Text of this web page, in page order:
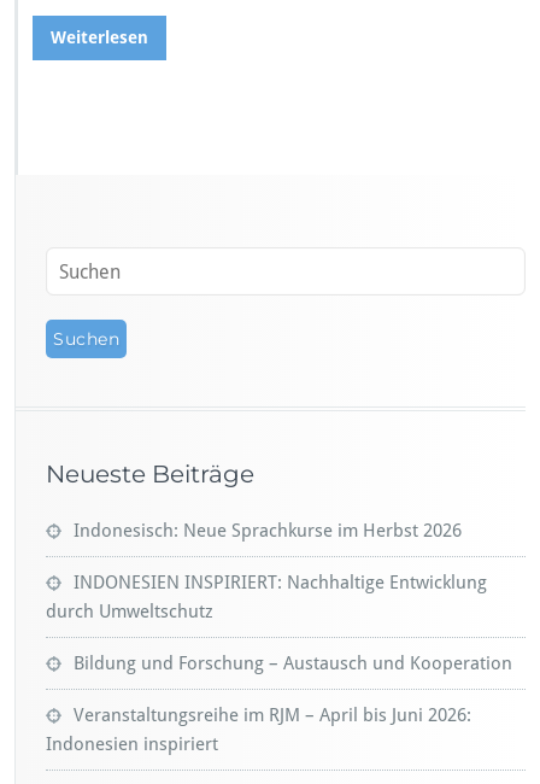
Weiterlesen
Neueste Beiträge
Indonesisch: Neue Sprachkurse im Herbst 2026
INDONESIEN INSPIRIERT: Nachhaltige Entwicklung
durch Umweltschutz
Bildung und Forschung – Austausch und Kooperation
Veranstaltungsreihe im RJM – April bis Juni 2026:
Indonesien inspiriert